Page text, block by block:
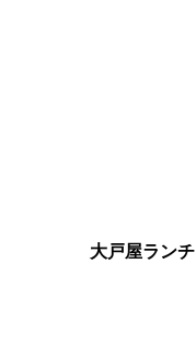
大戸屋ランチ